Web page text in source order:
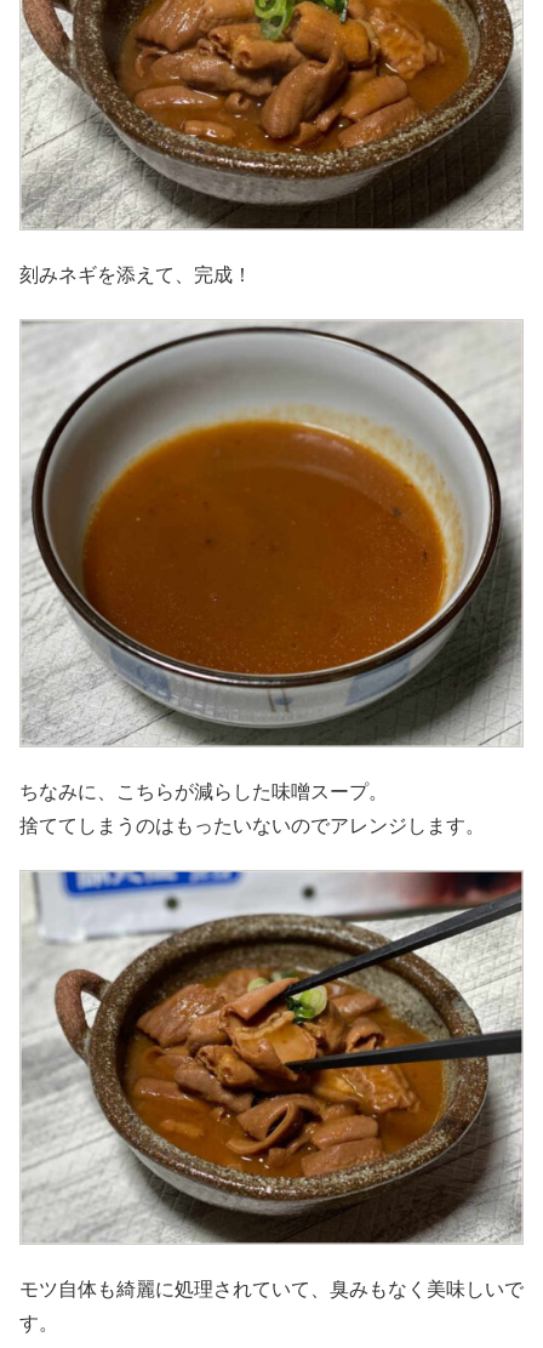
刻みネギを添えて、完成！
ちなみに、こちらが減らした味噌スープ。
捨ててしまうのはもったいないのでアレンジします。
モツ自体も綺麗に処理されていて、臭みもなく美味しいで
す。